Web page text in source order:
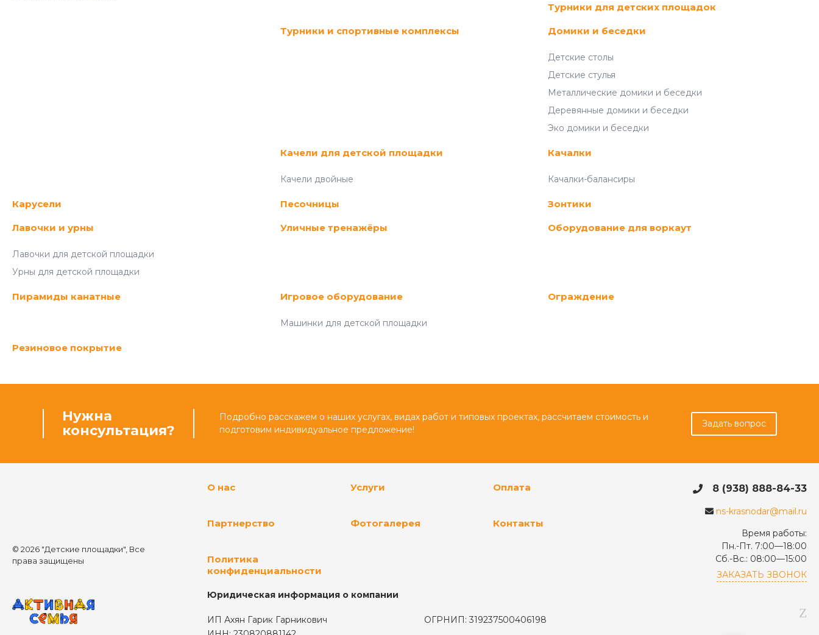
Турники для детских площадок
Турники и спортивные комплексы Домики и беседки
Детские столы
Детские стулья
Металлические домики и беседки
Деревянные домики и беседки
Эко домики и беседки
Качели для детской площадки
Качели двойные
Качалки
Качалки-балансиры
Карусели Песочницы Зонтики
Лавочки и урны
Лавочки для детской площадки
Урны для детской площадки
Уличные тренажёры Оборудование для воркаут
Пирамиды канатные Игровое оборудование
Машинки для детской площадки
Ограждение
Резиновое покрытие
Нужна
консультация?
Подробно расскажем о наших услугах, видах работ и типовых проектах, рассчитаем стоимость и
подготовим индивидуальное предложение!
Задать вопрос
© 2026 "Детские площадки", Все
права защищены
О нас Услуги Оплата
Партнерство Фотогалерея Контакты
Политика
конфиденциальности
Юридическая информация о компании
ИП Ахян Гарик Гарникович
ОГРНИП: 319237500406198
8 (938) 888-84-33
ns-krasnodar@mail.ru
Время работы:
Пн.-Пт. 7:00—18:00
Сб.-Вс.: 08:00—15:00
ЗАКАЗАТЬ ЗВОНОК